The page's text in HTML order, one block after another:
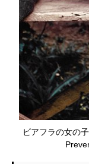
ビアフラの女の